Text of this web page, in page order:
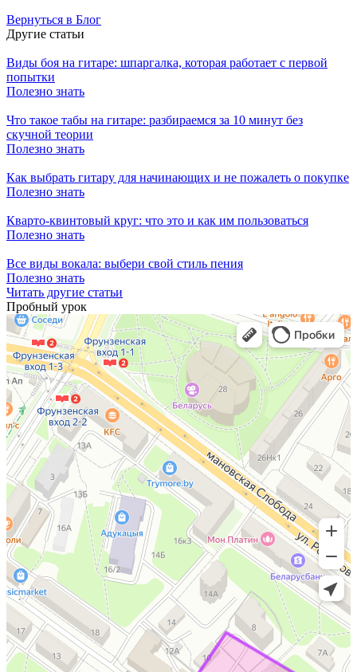
Вернуться в Блог
Другие статьи
Виды боя на гитаре: шпаргалка, которая работает с первой
попытки
Полезно знать
Что такое табы на гитаре: разбираемся за 10 минут без
скучной теории
Полезно знать
Как выбрать гитару для начинающих и не пожалеть о покупке
Полезно знать
Кварто-квинтовый круг: что это и как им пользоваться
Полезно знать
Все виды вокала: выбери свой стиль пения
Полезно знать
Читать другие статьи
Пробный урок